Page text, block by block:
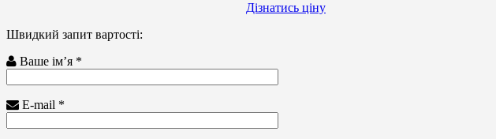
Дізнатись ціну
Швидкий запит вартості:
Ваше ім’я *
E-mail *